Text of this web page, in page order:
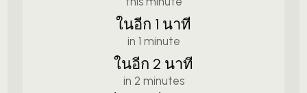
ในอีก 1 นาที
in 1 minute
ในอีก 2 นาที
in 2 minutes